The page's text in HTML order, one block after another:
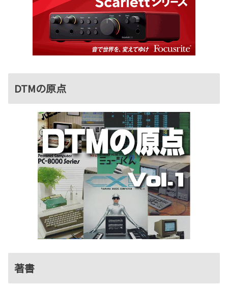
DTMの原点
著書